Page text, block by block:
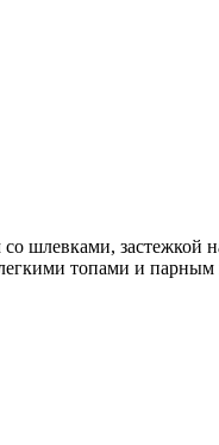
шлевками,
топами и